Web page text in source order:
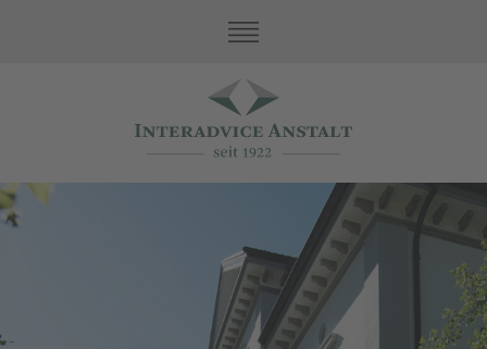
Family Office Services
Asset Protection
Buchhaltung und Steuern